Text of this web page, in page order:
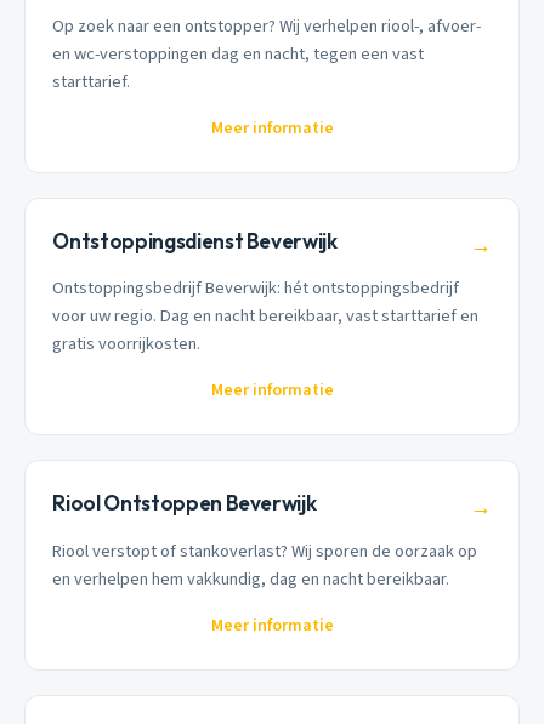
Op zoek naar een ontstopper? Wij verhelpen riool-, afvoer-
en wc-verstoppingen dag en nacht, tegen een vast
starttarief.
Meer informatie
Ontstoppingsdienst Beverwijk →
Ontstoppingsbedrijf Beverwijk: hét ontstoppingsbedrijf
voor uw regio. Dag en nacht bereikbaar, vast starttarief en
gratis voorrijkosten.
Meer informatie
Riool Ontstoppen Beverwijk →
Riool verstopt of stankoverlast? Wij sporen de oorzaak op
en verhelpen hem vakkundig, dag en nacht bereikbaar.
Meer informatie